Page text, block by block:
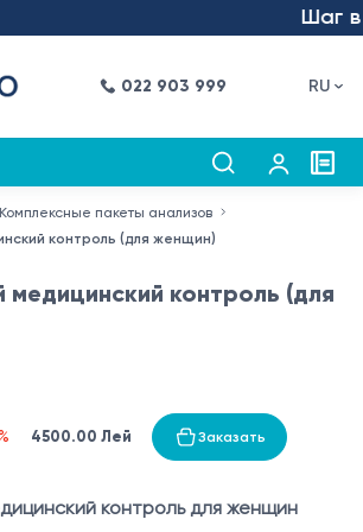
Шаг в
022 903 999 RU
Комплексные пакеты анализов
контроль (для женщин)
медицинский контроль (для
4500.00 Лей Заказать
контроль для женщин